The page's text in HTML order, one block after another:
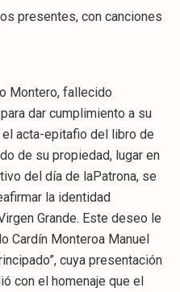
presentes, con canciones
Montero, fallecido
dar cumplimiento a su
acta-epitafio del libro de
de su propiedad, lugar en
del día de laPatrona, se
la identidad
Grande. Este deseo le
Cardín Monteroa Manuel
cuya presentación
con el homenaje que el